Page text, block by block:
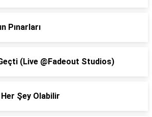
Pınarları
(Live @Fadeout Studios)
Şey Olabilir